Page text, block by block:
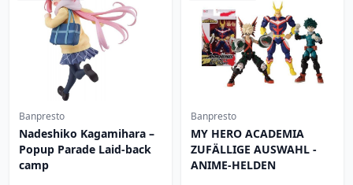
Banpresto
Nadeshiko Kagamihara –
Popup Parade Laid-back
camp
Banpresto
MY HERO ACADEMIA
ZUFÄLLIGE AUSWAHL -
ANIME-HELDEN